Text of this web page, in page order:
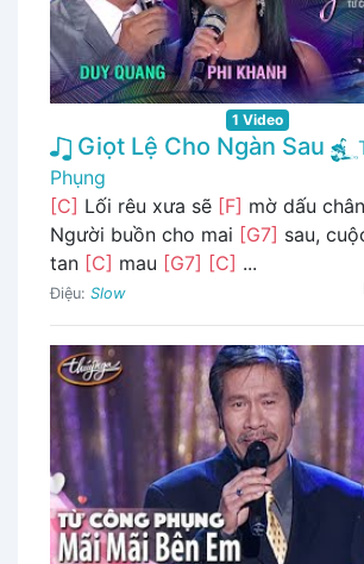
1 Video
Giọt Lệ Cho Ngàn Sau
Phụng
[C] Lối rêu xưa sẽ [F] mờ dấu chân
Người buồn cho mai [G7] sau,
tan [C] mau [G7] [C] ...
Điệu: Slow